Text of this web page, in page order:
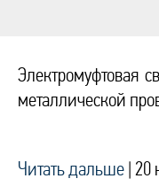
Электромуфтовая
металлической
Читать дальше | 20